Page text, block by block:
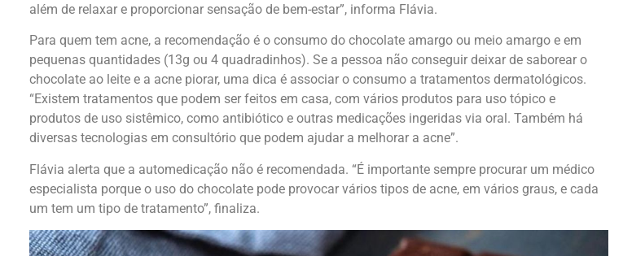
além de relaxar e proporcionar sensação de bem-estar”, informa Flávia.
Para quem tem acne, a recomendação é o consumo do chocolate amargo ou meio amargo e em
pequenas quantidades (13g ou 4 quadradinhos). Se a pessoa não conseguir deixar de saborear o
chocolate ao leite e a acne piorar, uma dica é associar o consumo a tratamentos dermatológicos.
“Existem tratamentos que podem ser feitos em casa, com vários produtos para uso tópico e
produtos de uso sistêmico, como antibiótico e outras medicações ingeridas via oral. Também há
diversas tecnologias em consultório que podem ajudar a melhorar a acne”.
Flávia alerta que a automedicação não é recomendada. “É importante sempre procurar um médico
especialista porque o uso do chocolate pode provocar vários tipos de acne, em vários graus, e cada
um tem um tipo de tratamento”, finaliza.